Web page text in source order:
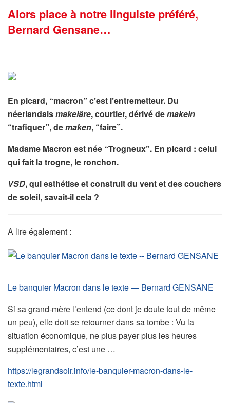
Alors place à notre linguiste préféré,
Bernard Gensane…
En picard, “macron” c’est l’entremetteur. Du
néerlandaismakeläre, courtier, dérivé demakeln
“trafiquer”, demaken, “faire”.
Madame Macron est née “Trogneux”. En picard : celui
qui fait la trogne, le ronchon.
VSD, qui esthétise et construit du vent et des couchers
de soleil, savait-il cela ?
A lire également :
Le banquier Macron dans le texte — Bernard GENSANE
Si sa grand-mère l’entend (ce dont je doute tout de même
un peu), elle doit se retourner dans sa tombe : Vu la
situation économique, ne plus payer plus les heures
supplémentaires, c’est une …
https://legrandsoir.info/le-banquier-macron-dans-le-
texte.html